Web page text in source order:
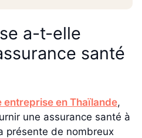
a-t-elle
santé
entreprise en Thaïlande,
une assurance santé à
présente de nombreux